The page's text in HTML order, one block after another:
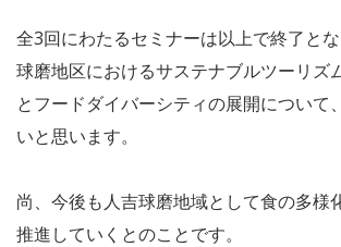
全3回にわたるセミナーは以上で終了と
球磨地区におけるサステナブルツーリズ
とフードダイバーシティの展開について
いと思います。
尚、今後も人吉球磨地域として食の多様
推進していくとのことです。